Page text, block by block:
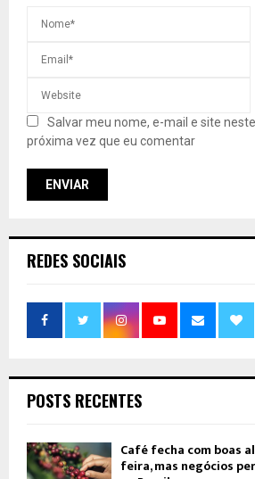
Salvar meu nome, e-mail e site
próxima vez que eu comentar
REDES SOCIAIS
POSTS RECENTES
Café fecha com boas
feira, mas negócios